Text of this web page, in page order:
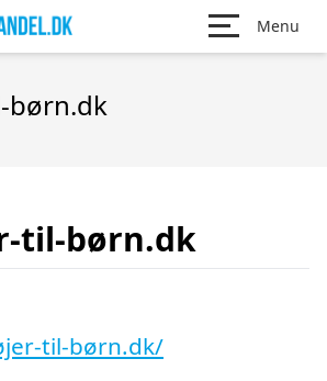
Menu
børn.dk
til-børn.dk
til-børn.dk/